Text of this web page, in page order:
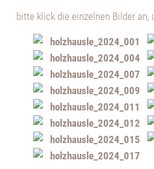
bitte klick die einzelnen Bilder an,